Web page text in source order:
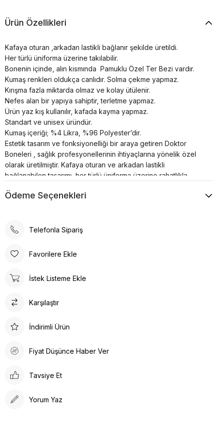
Ürün Özellikleri
Kafaya oturan ,arkadan lastikli bağlanır şekilde üretildi.
Her türlü üniforma üzerine takılabilir.
Bonenin içinde, alın kısmında Pamuklu Özel Ter Bezi vardır.
Kumaş renkleri oldukça canlıdır. Solma çekme yapmaz.
Kırışma fazla miktarda olmaz ve kolay ütülenir.
Nefes alan bir yapıya sahiptir, terletme yapmaz.
Ürün yaz kış kullanılır, kafada kayma yapmaz.
Standart ve unisex üründür.
Kumaş içeriği; %4 Likra, %96 Polyester’dir.
Estetik tasarım ve fonksiyonelliği bir araya getiren Doktor
Boneleri , sağlık profesyonellerinin ihtiyaçlarına yönelik özel
olarak üretilmiştir. Kafaya oturan ve arkadan lastikli
bağlanabilen tasarımı, her türlü üniforma üzerine rahatlıkla
Bonenin iç kısmında yer alan pamuklu özel ter bezi, kullanıcıya
minimum seviyededir ve kolayca ütülenebilir. Nefes alan
Ürün, kafada kayma yapmayacak şekilde tasarlanmıştır, bu da
her cinsiyet ve beden tipine uygunluğu artırır.
bulacaksınız. Sağlığınız için en iyisi!
Doktor Bone, sağlık profesyonelleri için ideal bir seçenektir.
ter bezi iç yüzeyi ile konforlu bir deneyim sunar. Dayanıklı
kumaşı solma yapmaz, kolay ütülenir ve canlı renkleri ile şıklığı
Ödeme Seçenekleri
Telefonla Sipariş
Favorilere Ekle
İstek Listeme Ekle
Karşılaştır
İndirimli Ürün
Fiyat Düşünce Haber Ver
Tavsiye Et
Yorum Yaz